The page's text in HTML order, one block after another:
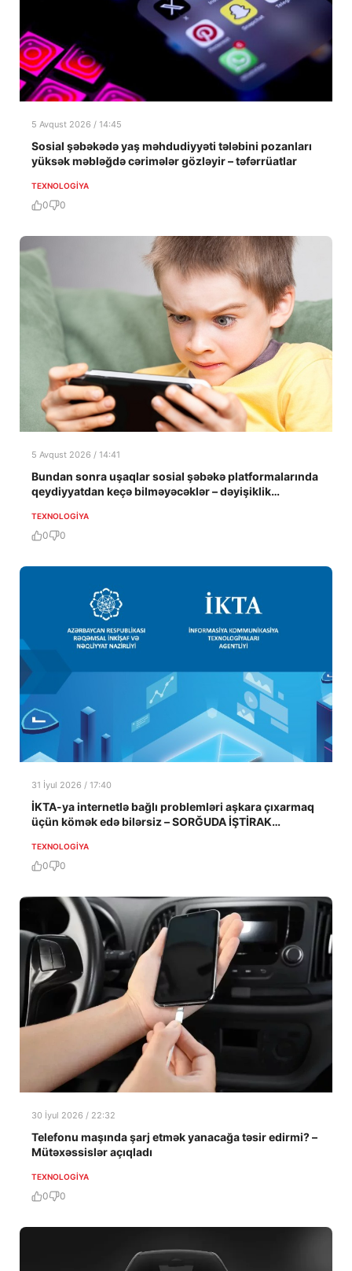
5 Avqust 2026 / 14:45
Sosial şəbəkədə yaş məhdudiyyəti tələbini pozanları
yüksək məbləğdə cərimələr gözləyir – təfərrüatlar
TEXNOLOGIYA
0 0
5 Avqust 2026 / 14:41
Bundan sonra uşaqlar sosial şəbəkə platformalarında
qeydiyyatdan keçə bilməyəcəklər – dəyişiklik
TEXNOLOGIYA
0 0
31 İyul 2026 / 17:40
İKTA-ya internetlə bağlı problemləri aşkara çıxarmaq
üçün kömək edə bilərsiz – SORĞUDA İŞTİRAK
TEXNOLOGIYA
0 0
30 İyul 2026 / 22:32
Telefonu maşında şarj etmək yanacağa təsir edirmi? –
Mütəxəssislər açıqladı
TEXNOLOGIYA
0 0